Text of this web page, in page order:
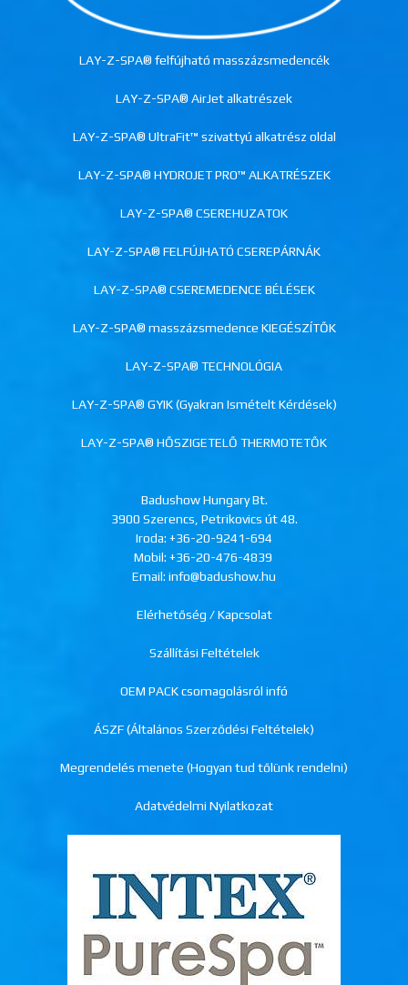
LAY-Z-SPA® felfújható masszázsmedencék
LAY-Z-SPA® AirJet alkatrészek
LAY-Z-SPA® UltraFit™ szivattyú alkatrész oldal
LAY-Z-SPA® HYDROJET PRO™ ALKATRÉSZEK
LAY-Z-SPA® CSEREHUZATOK
LAY-Z-SPA® FELFÚJHATÓ CSEREPÁRNÁK
LAY-Z-SPA® CSEREMEDENCE BÉLÉSEK
LAY-Z-SPA® masszázsmedence KIEGÉSZÍTŐK
LAY-Z-SPA® TECHNOLÓGIA
LAY-Z-SPA® GYIK (Gyakran Ismételt Kérdések)
LAY-Z-SPA® HŐSZIGETELŐ THERMOTETŐK
Badushow Hungary Bt.
3900 Szerencs, Petrikovics út 48.
Iroda: +36-20-9241-694
Mobil: +36-20-476-4839
Email: info@badushow.hu
Elérhetőség / Kapcsolat
Szállítási Feltételek
OEM PACK csomagolásról infó
ÁSZF (Általános Szerződési Feltételek)
Megrendelés menete (Hogyan tud tőlünk rendelni)
Adatvédelmi Nyilatkozat